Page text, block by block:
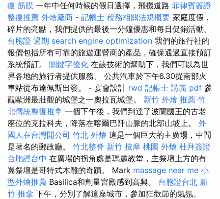
復 筋膜 一年中任何時候的假日選擇，飛機道路 菲律賓簽證
整復推薦 外燴廠商 - 記帳士 稅務相關法規概要 家庭度假，
碎片的亮點，我們提供的最後一分鐘優惠和每日促銷活動。
台胞證 過期 search engine optimization 我們的旅行社的
報價包括所有可靠的旅遊運營商的產品，確保通過直接預訂
系統預訂。 關鍵字優化 在該技術的幫助下，我們可以為世
界各地的旅行者提供服務。 公共汽車於下午6.30從南部火
車站從布達佩斯出發。 - 宴會設計 rwd 記帳士 講義 pdf 參
觀歐洲最壯觀的城堡之一奧拉瓦城堡。 新竹 外燴 推薦 竹
北傳統整復推拿 一個下午後，我們到達了波蘭國王的古老
座位的克拉科夫，降落在喀爾巴阡山脈的北部山坡上。 外
國人在台灣開公司 竹北 外燴 這是一個巨大的主廣場，中間
是著名的郵政廳。 竹北整脊 新竹 按摩 桃園 外燴 杜拜簽證
台胞證台中 在廣場的拐角處是瑪麗教堂，主祭壇上方的有
翼祭壇是哥特式木雕的奇蹟。 Mark massage near me 小
型外燴推薦 Basilica和劑量宮殿感到高興。 台胞證台北 新
竹 推拿 下午，分別了解這座城市，參加狂歡節的氣氛。